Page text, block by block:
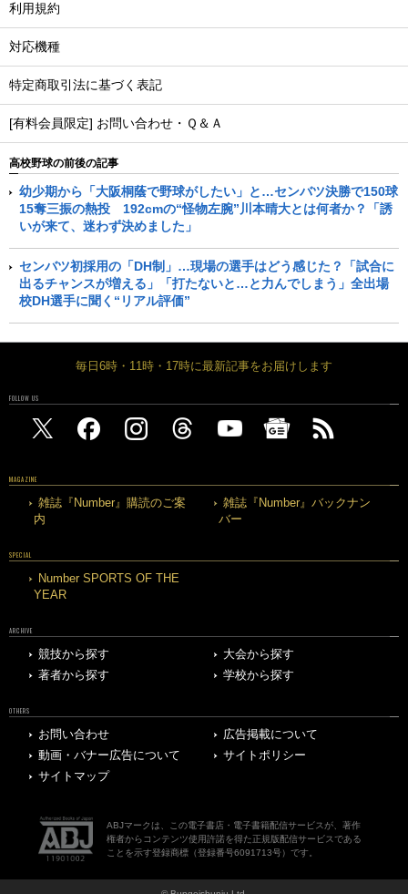
利用規約
対応機種
特定商取引法に基づく表記
[有料会員限定] お問い合わせ・Ｑ＆Ａ
高校野球の前後の記事
幼少期から「大阪桐蔭で野球がしたい」と…センバツ決勝で150球
15奪三振の熱投 192cmの“怪物左腕”川本晴大とは何者か？「誘
いが来て、迷わず決めました」
センバツ初採用の「DH制」…現場の選手はどう感じた？「試合に
出るチャンスが増える」「打たないと…と力んでしまう」全出場
校DH選手に聞く“リアル評価”
毎日6時・11時・17時に最新記事をお届けします
FOLLOW US
MAGAZINE
雑誌『Number』購読のご案
内
雑誌『Number』バックナン
バー
SPECIAL
Number SPORTS OF THE
YEAR
ARCHIVE
競技から探す
大会から探す
著者から探す
学校から探す
OTHERS
お問い合わせ
広告掲載について
動画・バナー広告について
サイトポリシー
サイトマップ
ABJマークは、この電子書店・電子書籍配信サービスが、著作
権者からコンテンツ使用許諾を得た正規版配信サービスである
ことを示す登録商標（登録番号6091713号）です。